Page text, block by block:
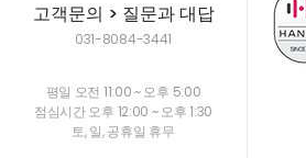
고객문의 > 질문과 대답
031-8084-3441
평일 오전 11:00 ~ 오후 5:00
점심시간 오후 12:00 ~ 오후 1:30
토, 일, 공휴일 휴무